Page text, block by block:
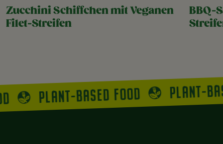
Zucchini Schiffchen mit Veganen
Filet-Streifen
BBQ-
PLANT-BASED FOOD PLANT-